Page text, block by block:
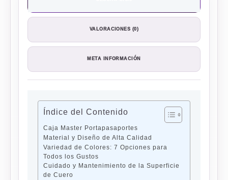
VALORACIONES (0)
META INFORMACIÓN
Índice del Contenido
Caja Master Portapasaportes
Material y Diseño de Alta Calidad
Variedad de Colores: 7 Opciones para
Todos los Gustos
Cuidado y Mantenimiento de la Superficie
de Cuero